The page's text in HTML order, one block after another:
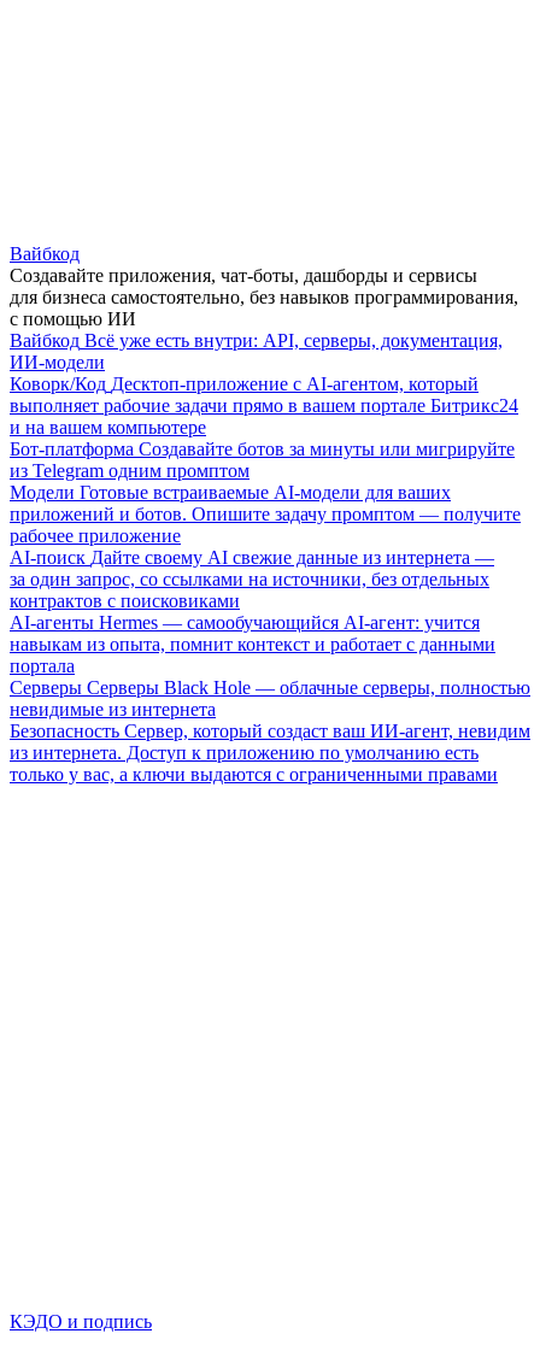
Вайбкод
Создавайте приложения, чат-боты, дашборды и сервисы
для бизнеса самостоятельно, без навыков программирования,
с помощью ИИ
Вайбкод Всё уже есть внутри: API, серверы, документация,
ИИ-модели
Коворк/Код Десктоп-приложение с AI-агентом, который
выполняет рабочие задачи прямо в вашем портале Битрикс24
и на вашем компьютере
Бот-платформа Создавайте ботов за минуты или мигрируйте
из Telegram одним промптом
Модели Готовые встраиваемые AI-модели для ваших
приложений и ботов. Опишите задачу промптом — получите
рабочее приложение
AI-поиск Дайте своему AI свежие данные из интернета —
за один запрос, со ссылками на источники, без отдельных
контрактов с поисковиками
AI-агенты Hermes — самообучающийся AI-агент: учится
навыкам из опыта, помнит контекст и работает с данными
портала
Серверы Серверы Black Hole — облачные серверы, полностью
невидимые из интернета
Безопасность Сервер, который создаст ваш ИИ-агент, невидим
из интернета. Доступ к приложению по умолчанию есть
только у вас, а ключи выдаются с ограниченными правами
КЭДО и подпись